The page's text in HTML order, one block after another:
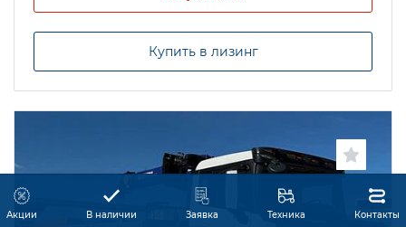
Купить в лизинг
Акции В наличии Заявка Техника Контакты